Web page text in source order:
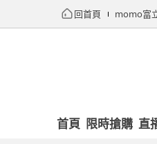
回首頁 momo富
首頁 限時搶購 直